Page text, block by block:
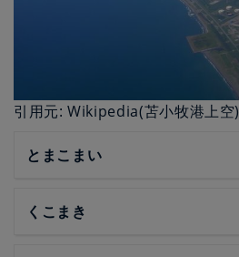
引用元: Wikipedia(苫小牧港上空)
とまこまい
くこまき